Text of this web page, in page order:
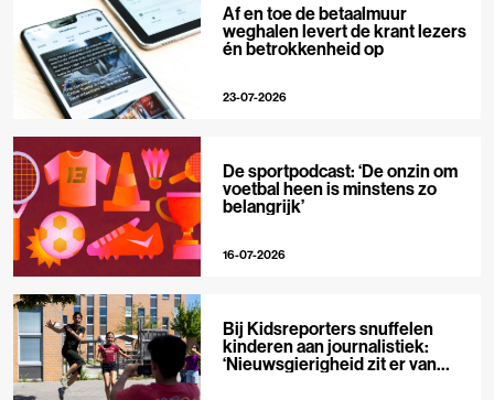
Af en toe de betaalmuur
weghalen levert de krant lezers
én betrokkenheid op
23-07-2026
De sportpodcast: ‘De onzin om
voetbal heen is minstens zo
belangrijk’
16-07-2026
Bij Kidsreporters snuffelen
kinderen aan journalistiek:
‘Nieuwsgierigheid zit er van